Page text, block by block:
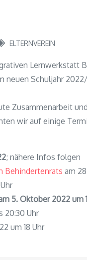
ELTERNVEREIN
Lernwerkstatt
neuen Schuljahr
Zusammenarbeit
wir auf einige
; nähere Infos folgen
Behindertenrats am
5. Oktober 2022 um
20:30 Uhr
um 18 Uhr